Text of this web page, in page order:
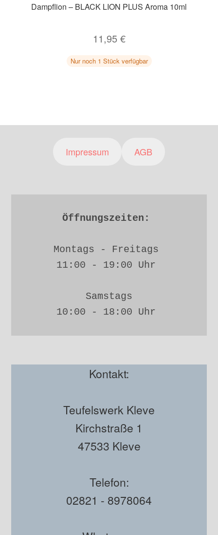
Dampflion – BLACK LION PLUS Aroma 10ml
11,95 €
Nur noch 1 Stück verfügbar
Impressum AGB
Öffnungszeiten:
Montags - Freitags
11:00 - 19:00 Uhr
Samstags
10:00 - 18:00 Uhr
Kontakt:
Teufelswerk Kleve
Kirchstraße 1
47533 Kleve
Telefon:
02821 - 8978064